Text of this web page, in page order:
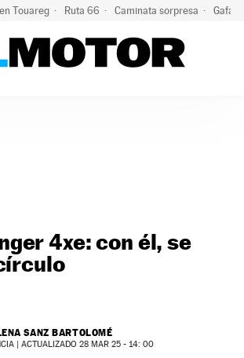
Touareg Ruta 66 Caminata sorpresa Gafas
4xe: con él, se
SANZ BARTOLOMÉ
| ACTUALIZADO 28 MAR 25 - 14: 00